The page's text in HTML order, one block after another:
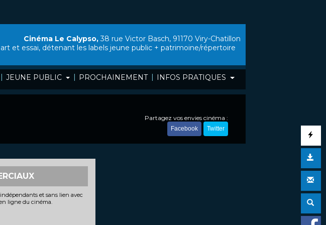
| JEUNE PUBLIC | PROCHAINEMENT | INFOS PRATIQUES
Cinéma Le Calypso,38 rue Victor Basch, 91170 Viry-Chatillon
et essai, détenant les labels jeune public + patrimoine/répertoire
Partagez vos envies cinéma :
Facebook Twitter
et sans lien avec
ligne du cinéma.